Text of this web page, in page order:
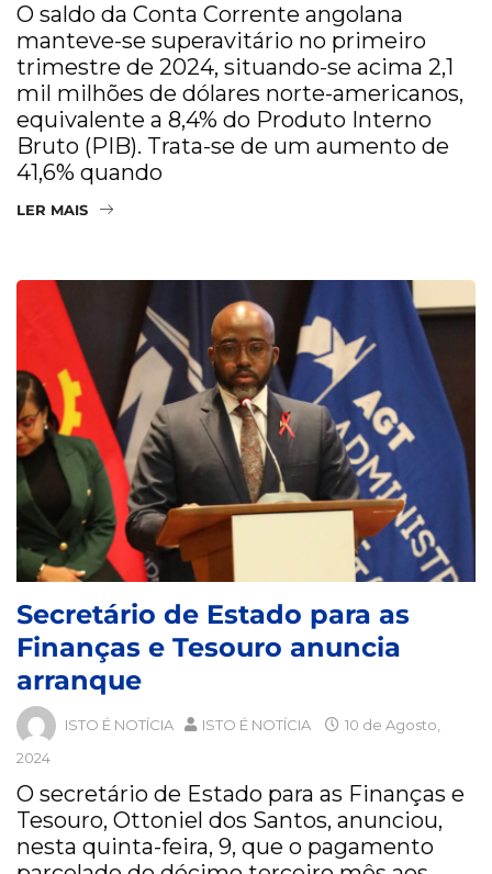
O saldo da Conta Corrente angolana
manteve-se superavitário no primeiro
trimestre de 2024, situando-se acima 2,1
mil milhões de dólares norte-americanos,
equivalente a 8,4% do Produto Interno
Bruto (PIB). Trata-se de um aumento de
41,6% quando
LER MAIS
Secretário de Estado para as
Finanças e Tesouro anuncia
arranque
ISTO É NOTÍCIA ISTO É NOTÍCIA
10 de Agosto,
2024
O secretário de Estado para as Finanças e
Tesouro, Ottoniel dos Santos, anunciou,
nesta quinta-feira, 9, que o pagamento